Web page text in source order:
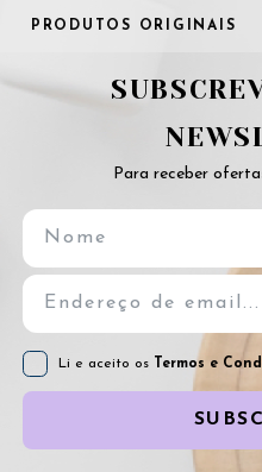
PRODUTOS ORIGINAIS
Para receber
Li e aceito os Termos e